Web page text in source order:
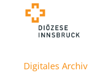
Digitales Archiv